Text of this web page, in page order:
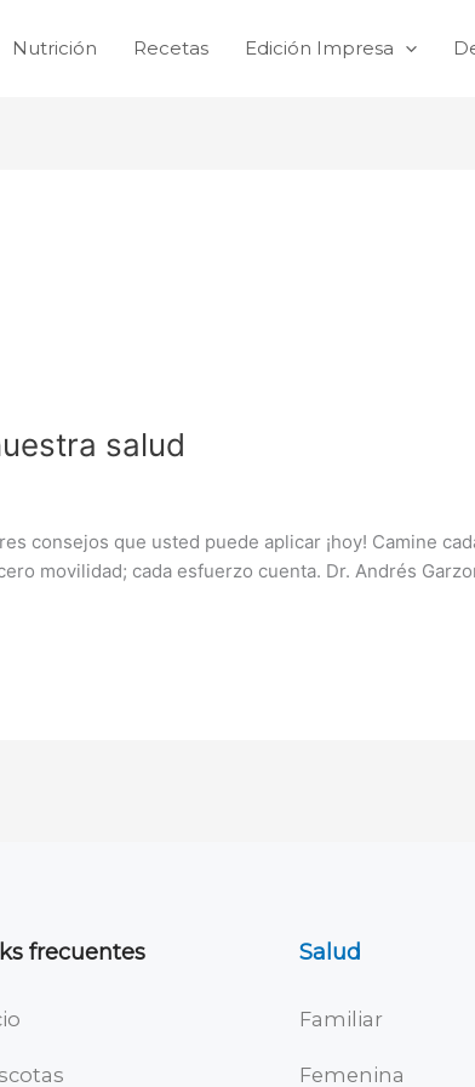
Nutrición Recetas Edición Impresa
salud
consejos que usted puede aplicar ¡hoy! Camine
movilidad; cada esfuerzo cuenta. Dr. Andrés
frecuentes Salud
Familiar
Femenina